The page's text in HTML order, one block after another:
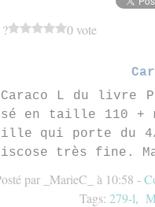
0 vote
Caraco L du livre
sé en taille 110 +
ille qui porte du
iscose très fine.
par _MarieC_ à 10:58 -
Tags: 279-l,